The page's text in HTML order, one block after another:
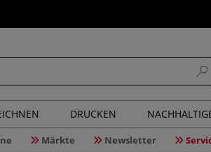
DRUCKEN
Märkte Newsletter